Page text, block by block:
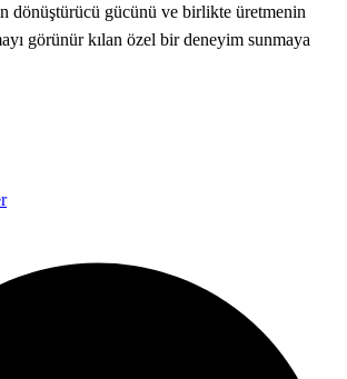
dönüştürücü gücünü ve birlikte üretmenin
görünür kılan özel bir deneyim sunmaya